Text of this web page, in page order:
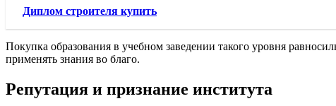
Диплом строителя купить
Покупка образования в учебном заведении такого уровня
применять знания во благо.
Репутация и признание института